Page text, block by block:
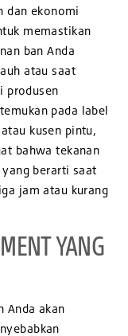
dan ekonomi
memastikan
ban Anda
atau saat
produsen
pada label
kusen pintu,
bahwa tekanan
berarti saat
jam atau kurang
YANG
Anda akan